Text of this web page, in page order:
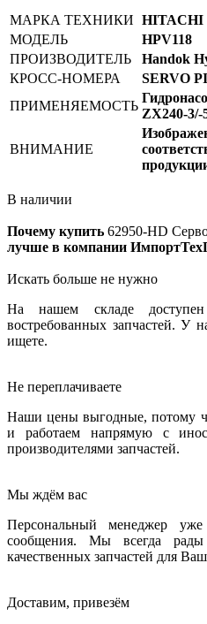
МАРКА ТЕХНИКИ HITACHI
МОДЕЛЬ
HPV118
ПРОИЗВОДИТЕЛЬ
Handok
КРОСС-НОМЕРА
SERVO
ПРИМЕНЯЕМОСТЬ
ZX240-3/-
ВНИМАНИЕ
В наличии
Почему купить 62950-HD
лучше в компании
Искать больше не нужно
На нашем складе
востребованных запчастей. У
ищете.
Не переплачиваете
Наши цены выгодные, потому
и работаем напрямую с
производителями запчастей.
Мы ждём вас
Персональный менеджер
сообщения. Мы всегда
качественных запчастей для
Доставим, привезём